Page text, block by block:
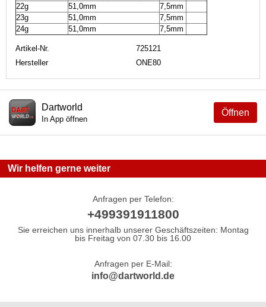
22g
51,0mm
7,5mm
23g
51,0mm
7,5mm
24g
51,0mm 7,5mm
Artikel-Nr.
725121
Hersteller
ONE80
Öffnen
Dartworld
In App öffnen
Wir helfen gerne weiter
Anfragen per Telefon:
+499391911800
Sie erreichen uns innerhalb unserer Geschäftszeiten: Montag
bis Freitag von 07.30 bis 16.00
Anfragen per E-Mail:
info@dartworld.de